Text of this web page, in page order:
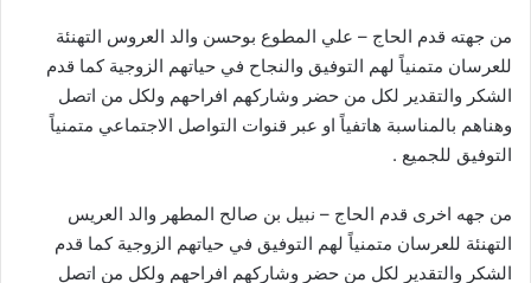
من جهته قدم الحاج – علي المطوع بوحسن والد العروس التهنئة
للعرسان متمنياً لهم التوفيق والنجاح في حياتهم الزوجية كما قدم
الشكر والتقدير لكل من حضر وشاركهم افراحهم ولكل من اتصل
وهناهم بالمناسبة هاتفياً او عبر قنوات التواصل الاجتماعي متمنياً
التوفيق للجميع .
من جهه اخرى قدم الحاج – نبيل بن صالح المطهر والد العريس
التهنئة للعرسان متمنياً لهم التوفيق في حياتهم الزوجية كما قدم
الشكر والتقدير لكل من حضر وشاركهم افراحهم ولكل من اتصل